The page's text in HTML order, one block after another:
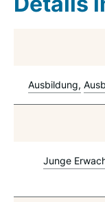
Ausbildung
Junge